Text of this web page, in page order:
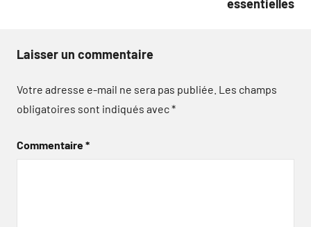
essentielles
Laisser un commentaire
Votre adresse e-mail ne sera pas publiée. Les champs
obligatoires sont indiqués avec*
Commentaire*